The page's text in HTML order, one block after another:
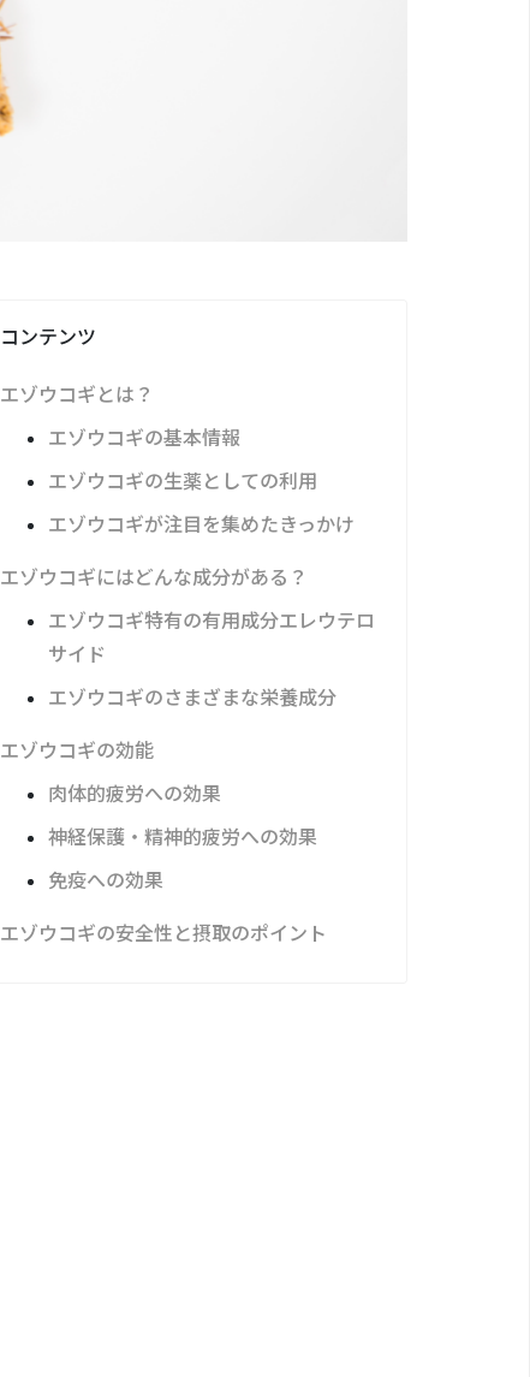
コンテンツ
エゾウコギとは？
エゾウコギの基本情報
エゾウコギの生薬としての利用
エゾウコギが注目を集めたきっかけ
エゾウコギにはどんな成分がある？
エゾウコギ特有の有用成分エレウテロ
サイド
エゾウコギのさまざまな栄養成分
エゾウコギの効能
肉体的疲労への効果
神経保護・精神的疲労への効果
免疫への効果
エゾウコギの安全性と摂取のポイント